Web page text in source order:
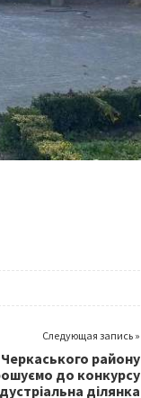
Следующая запись »
району
до конкурсу
ділянка